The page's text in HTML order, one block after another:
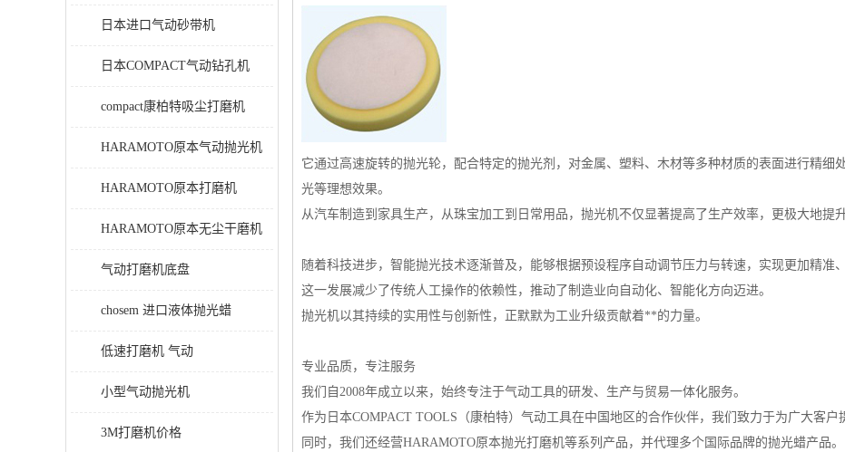
日本进口气动砂带机
日本COMPACT气动钻孔机
compact康柏特吸尘打磨机
HARAMOTO原本气动抛光机
HARAMOTO原本打磨机
HARAMOTO原本无尘干磨机
气动打磨机底盘
chosem 进口液体抛光蜡
低速打磨机 气动
小型气动抛光机
3M打磨机价格
它通过高速旋转的抛光轮，配合特定的抛光剂，对金属、塑料、木材等多种材质的表面进行精细
光等理想效果。
从汽车制造到家具生产，从珠宝加工到日常用品，抛光机不仅显著提高了生产效率，更极大地提
随着科技进步，智能抛光技术逐渐普及，能够根据预设程序自动调节压力与转速，实现更加精准
这一发展减少了传统人工操作的依赖性，推动了制造业向自动化、智能化方向迈进。
抛光机以其持续的实用性与创新性，正默默为工业升级贡献着**的力量。
专业品质，专注服务
我们自2008年成立以来，始终专注于气动工具的研发、生产与贸易一体化服务。
作为日本COMPACT TOOLS（康柏特）气动工具在中国地区的合作伙伴，我们致力于为广大客户
同时，我们还经营HARAMOTO原本抛光打磨机等系列产品，并代理多个国际品牌的抛光蜡产品。